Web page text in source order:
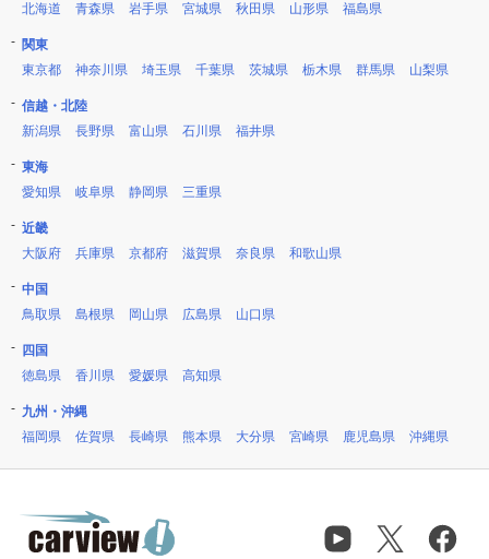
北海道
青森県 岩手県 宮城県 秋田県 山形県 福島県
関東
東京都
神奈川県 埼玉県 千葉県 茨城県 栃木県 群馬県 山梨県
信越・北陸
新潟県
長野県 富山県 石川県 福井県
東海
愛知県
岐阜県 静岡県 三重県
近畿
大阪府
兵庫県 京都府 滋賀県 奈良県 和歌山県
中国
鳥取県
島根県 岡山県 広島県 山口県
四国
徳島県
香川県 愛媛県 高知県
九州・沖縄
福岡県
佐賀県 長崎県 熊本県 大分県 宮崎県 鹿児島県 沖縄県